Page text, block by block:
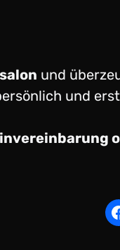
und
und